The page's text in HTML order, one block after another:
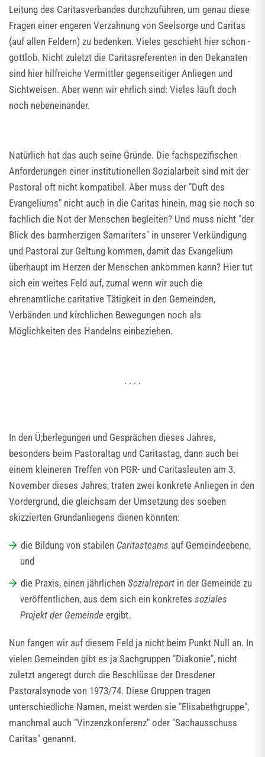
Leitung des Caritasverbandes durchzuführen, um genau diese
Fragen einer engeren Verzahnung von Seelsorge und Caritas
(auf allen Feldern) zu bedenken. Vieles geschieht hier schon -
gottlob. Nicht zuletzt die Caritasreferenten in den Dekanaten
sind hier hilfreiche Vermittler gegenseitiger Anliegen und
Sichtweisen. Aber wenn wir ehrlich sind: Vieles läuft doch
noch nebeneinander.
Natürlich hat das auch seine Gründe. Die fachspezifischen
Anforderungen einer institutionellen Sozialarbeit sind mit der
Pastoral oft nicht kompatibel. Aber muss der "Duft des
Evangeliums" nicht auch in die Caritas hinein, mag sie noch so
fachlich die Not der Menschen begleiten? Und muss nicht "der
Blick des barmherzigen Samariters" in unserer Verkündigung
und Pastoral zur Geltung kommen, damit das Evangelium
überhaupt im Herzen der Menschen ankommen kann? Hier tut
sich ein weites Feld auf, zumal wenn wir auch die
ehrenamtliche caritative Tätigkeit in den Gemeinden,
Verbänden und kirchlichen Bewegungen noch als
Möglichkeiten des Handelns einbeziehen.
. . . .
In den Ü;berlegungen und Gesprächen dieses Jahres,
besonders beim Pastoraltag und Caritastag, dann auch bei
einem kleineren Treffen von PGR- und Caritasleuten am 3.
November dieses Jahres, traten zwei konkrete Anliegen in den
Vordergrund, die gleichsam der Umsetzung des soeben
skizzierten Grundanliegens dienen könnten:
die Bildung von stabilen Caritasteams auf Gemeindeebene,
und
die Praxis, einen jährlichen Sozialreport in der Gemeinde zu
veröffentlichen, aus dem sich ein konkretes soziales
Projekt der Gemeinde ergibt.
Nun fangen wir auf diesem Feld ja nicht beim Punkt Null an. In
vielen Gemeinden gibt es ja Sachgruppen "Diakonie", nicht
zuletzt angeregt durch die Beschlüsse der Dresdener
Pastoralsynode von 1973/74. Diese Gruppen tragen
unterschiedliche Namen, meist werden sie "Elisabethgruppe",
manchmal auch "Vinzenzkonferenz" oder "Sachausschuss
Caritas" genannt.